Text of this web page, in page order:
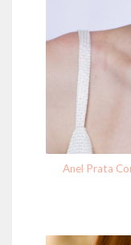
Anel Prata